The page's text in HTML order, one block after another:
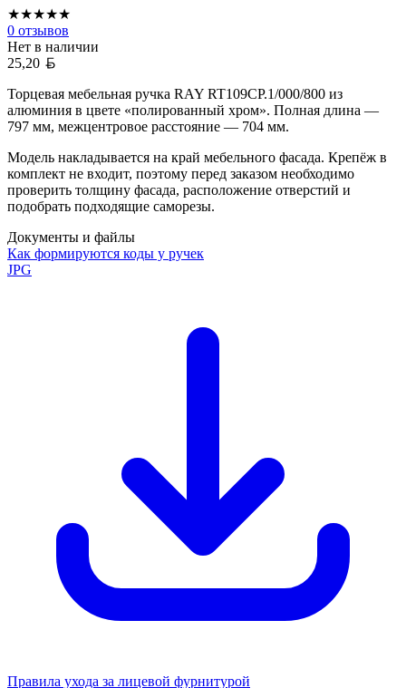
★★★★★
0 отзывов
Нет в наличии
25,20
Торцевая мебельная ручка RAY RT109CP.1/000/800 из
алюминия в цвете «полированный хром». Полная длина —
797 мм, межцентровое расстояние — 704 мм.
Модель накладывается на край мебельного фасада. Крепёж в
комплект не входит, поэтому перед заказом необходимо
проверить толщину фасада, расположение отверстий и
подобрать подходящие саморезы.
Документы и файлы
Как формируются коды у ручек
JPG
Правила ухода за лицевой фурнитурой